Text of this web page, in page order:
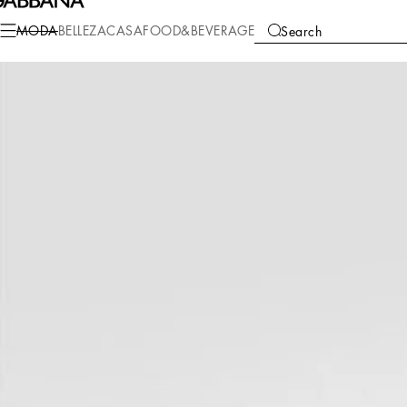
MODABELLEZACASA FOOD&BEVERAGE Search
Moda Hombre